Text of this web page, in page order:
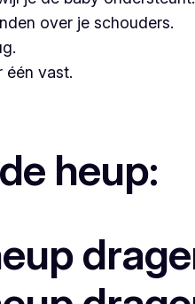
over je schouders.
één vast.
heup: